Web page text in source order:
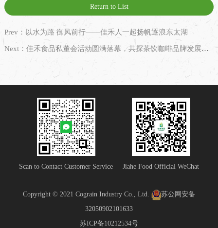
Return to List
Prev：以水为路 御风前行——佳禾人一起扬帆逐浪东太湖
Next：佳禾食品私董会活动圆满落幕，共探茶饮咖啡品牌发展新路径
Scan to Contact Customer Service Jiahe Food Official WeChat
Copyright © 2021 Cograin Industry Co., Ltd.
苏公网安备
32050902101633
苏ICP备10212534号